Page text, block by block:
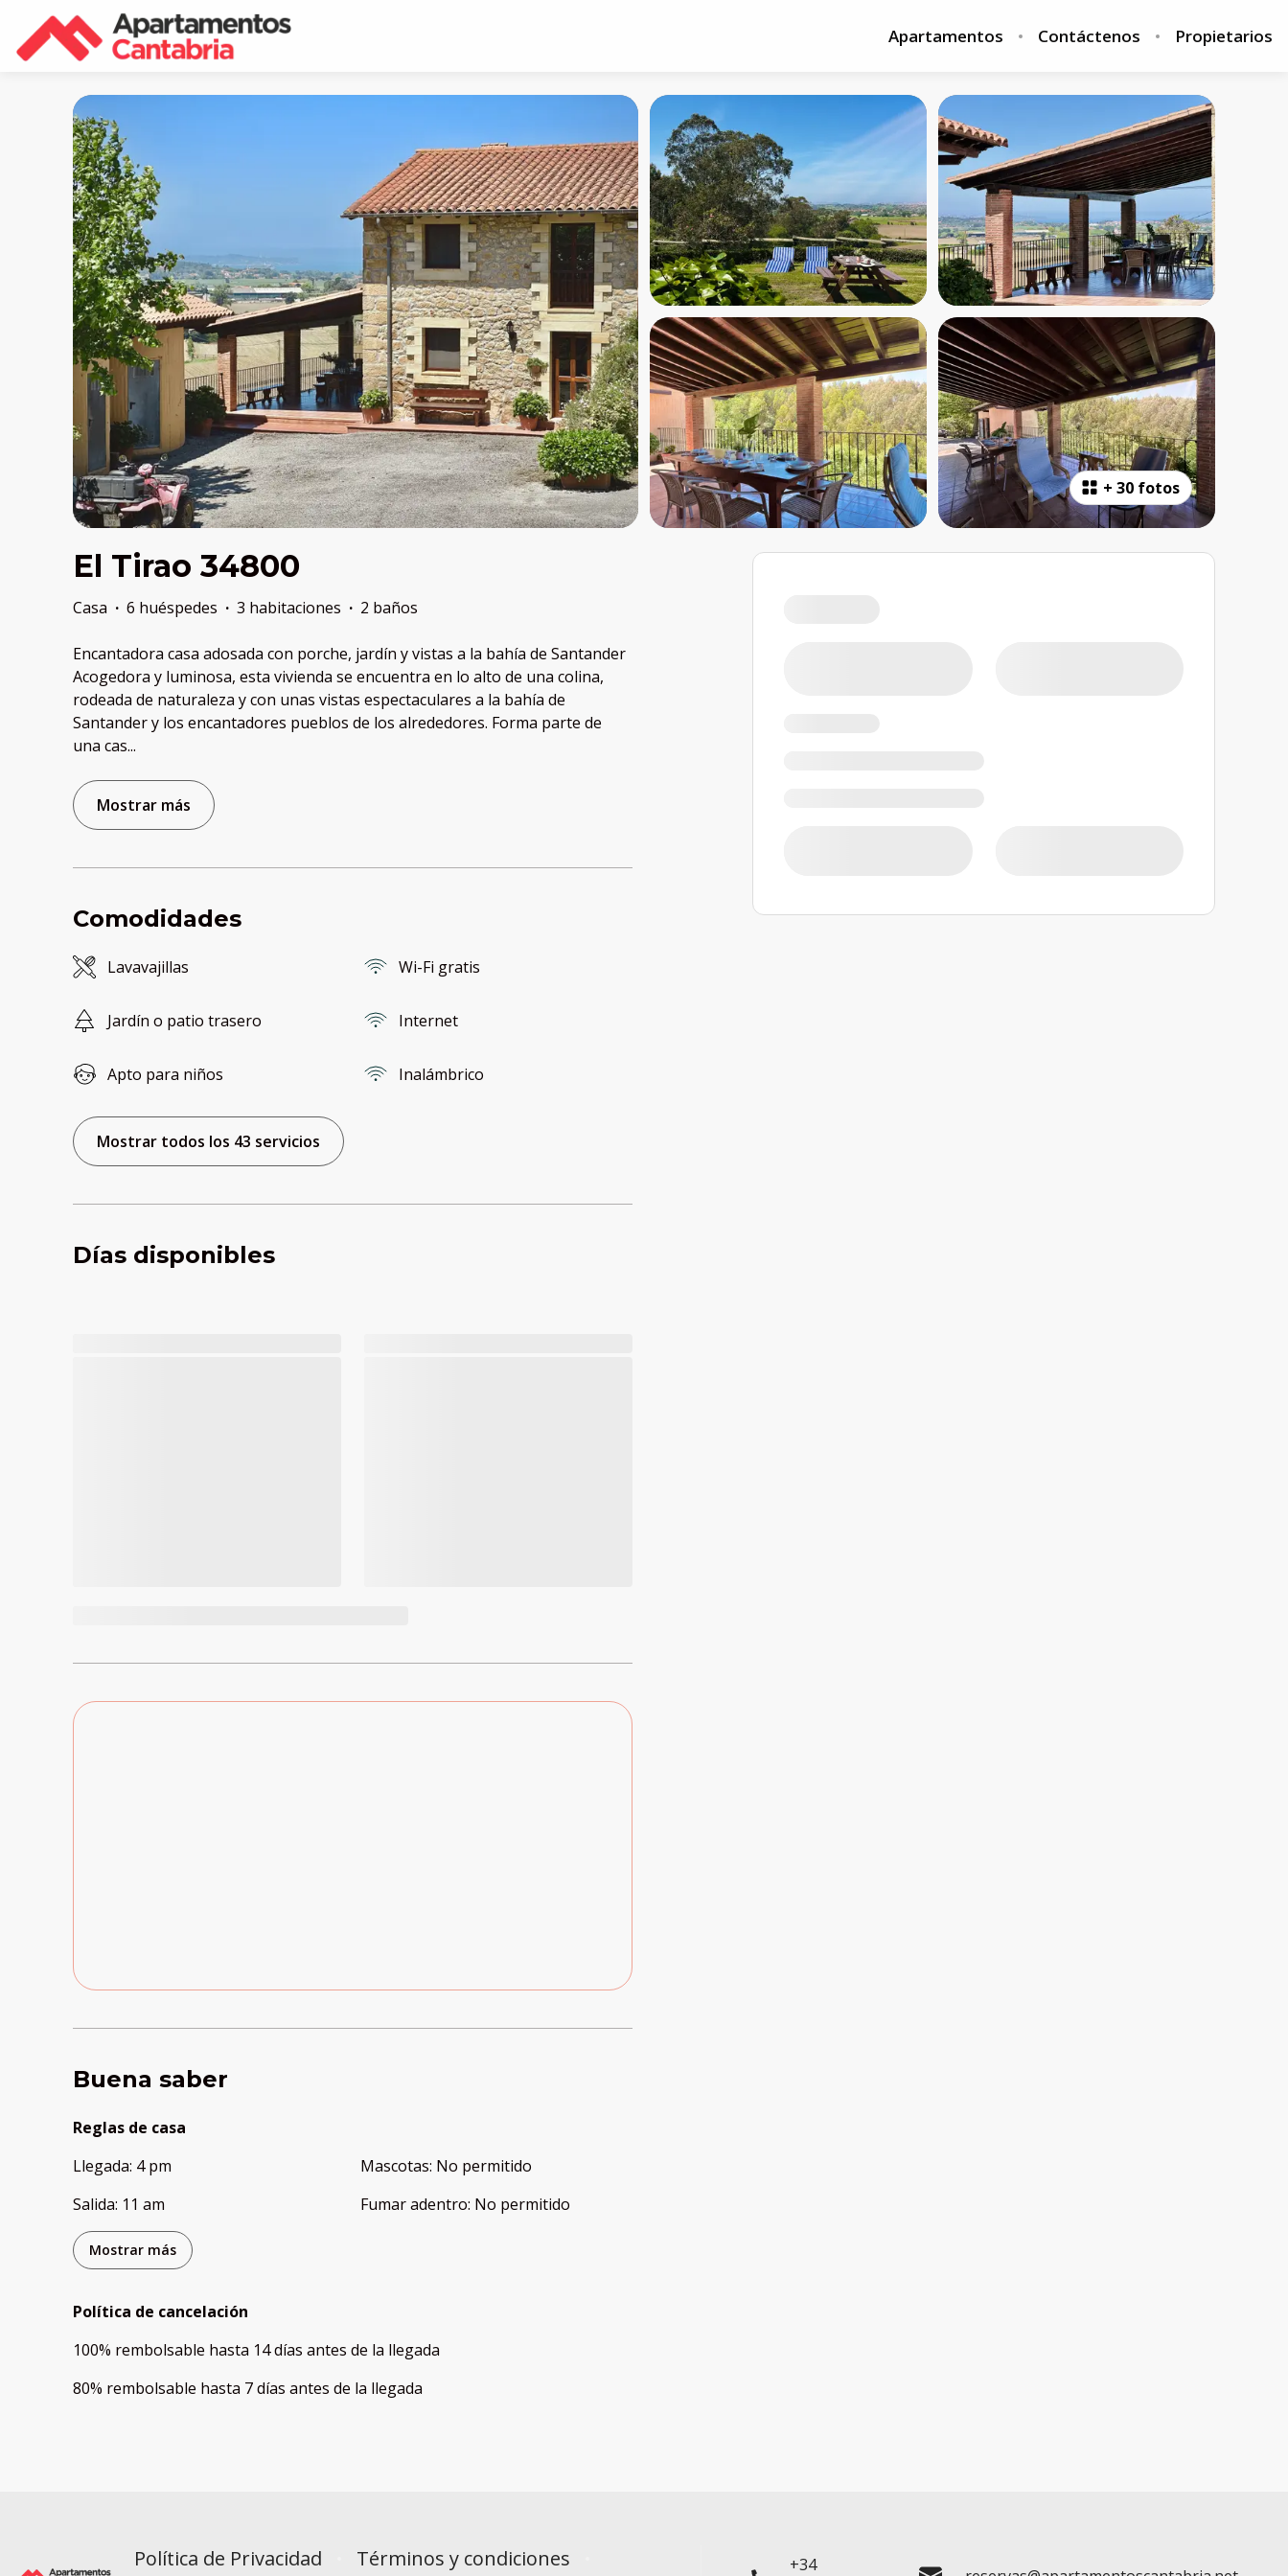
Apartamentos Contáctenos Propietarios
+ 30 fotos
El Tirao 34800
Casa · 6 huéspedes · 3 habitaciones · 2 baños
Encantadora casa adosada con porche, jardín y vistas a la bahía de Santander
Acogedora y luminosa, esta vivienda se encuentra en lo alto de una colina,
rodeada de naturaleza y con unas vistas espectaculares a la bahía de
Santander y los encantadores pueblos de los alrededores. Forma parte de
una cas...
Mostrar más
Comodidades
Lavavajillas Wi-Fi gratis
Jardín o patio trasero Internet
Apto para niños Inalámbrico
Mostrar todos los 43 servicios
Días disponibles
Buena saber
Reglas de casa
Llegada: 4 pm
Salida: 11 am
Mascotas: No permitido
Fumar adentro: No permitido
Mostrar más
Política de cancelación
100% rembolsable hasta 14 días antes de la llegada
80% rembolsable hasta 7 días antes de la llegada
Política de Privacidad Términos y condiciones +34